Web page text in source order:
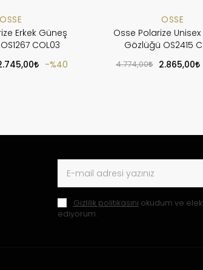
OSSE
Erkek Güneş
COL03
%40
OSSE
Osse Polarize
Gözlüğü OS2415
4.774,00 2.865,00
Gizlilik politikasını okudum ve
ediyorum.